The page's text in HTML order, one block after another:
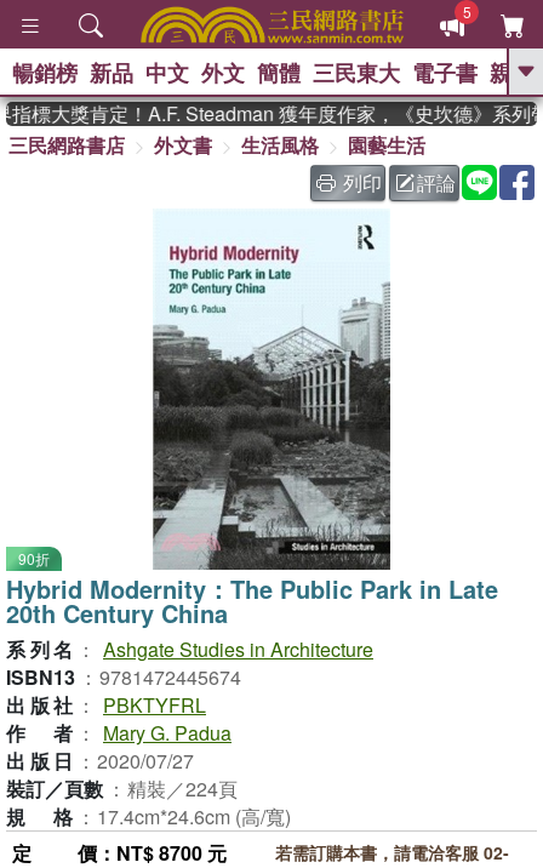
5
GO
熱搜： 東野圭吾 、 The Odyssey
、 如果歷史是一群喵 、 暑期
國際布克獎 臺灣漫遊錄 、 方
台灣的李登輝時代
孩：黎曼猜想
、 偉大的迷走神經
暢銷榜 新品 中文 外文 簡體 三民東大 電子書 親子
標大獎肯定！A.F. Steadman 獲年度作家，《史坎德》系列
三民網路書店
外文書 生活風格
園藝生活
列印
評論
90折
Hybrid Modernity：The Public Park in Late
20th Century China
系列名 ： Ashgate Studies in Architecture
ISBN13 ： 9781472445674
出版社 ：
PBKTYFRL
作者 ：
Mary G. Padua
出版日 ： 2020/07/27
裝訂／頁數 ： 精裝／224頁
規格 ： 17.4cm*24.6cm (高/寬)
定價 ：NT$ 8700 元
若需訂購本書，請電洽客服 02-